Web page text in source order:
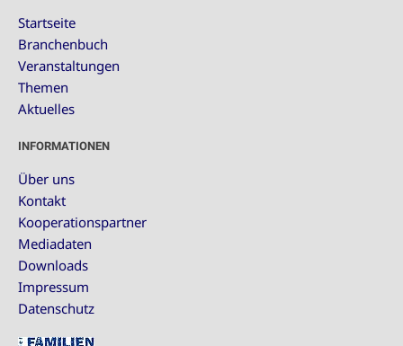
Startseite
Branchenbuch
Veranstaltungen
Themen
Aktuelles
INFORMATIONEN
Über uns
Kontakt
Kooperationspartner
Mediadaten
Downloads
Impressum
Datenschutz